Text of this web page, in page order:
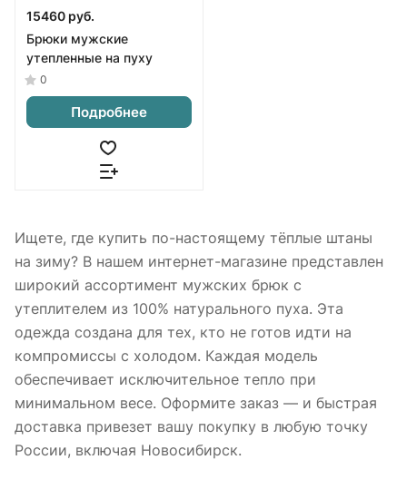
15460 руб.
Брюки мужские
утепленные на пуху
0
Подробнее
Ищете, где купить по-настоящему тёплые штаны
на зиму? В нашем интернет-магазине представлен
широкий ассортимент мужских брюк с
утеплителем из 100% натурального пуха. Эта
одежда создана для тех, кто не готов идти на
компромиссы с холодом. Каждая модель
обеспечивает исключительное тепло при
минимальном весе. Оформите заказ — и быстрая
доставка привезет вашу покупку в любую точку
России, включая Новосибирск.